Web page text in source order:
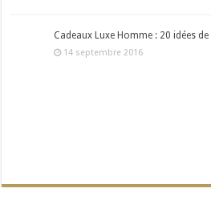
Cadeaux Luxe Homme : 20 idées
14 septembre 2016